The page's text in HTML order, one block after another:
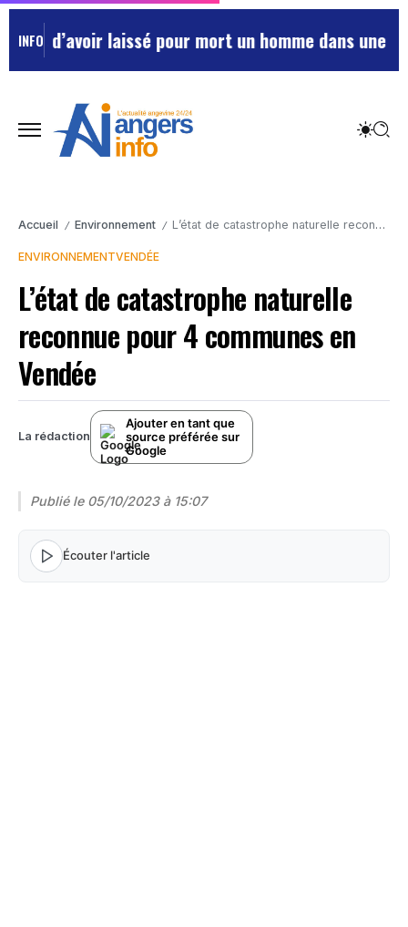
INFO
d’avoir laissé pour mort un homme dans une
Accueil / Environnement / L’état de catastrophe naturelle reconnue pour 4 communes en Vendée
ENVIRONNEMENTVENDÉE
L’état de catastrophe naturelle
reconnue pour 4 communes en
Vendée
La rédaction
Ajouter en tant que
source préférée sur
Google
Publié le 05/10/2023 à 15:07
Écouter l'article